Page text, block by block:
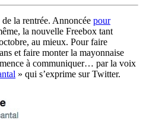
la rentrée. Annoncée pour
la nouvelle Freebox tant
au mieux. Pour faire
et faire monter la mayonnaise
à communiquer… par la voix
» qui s’exprime sur Twitter.